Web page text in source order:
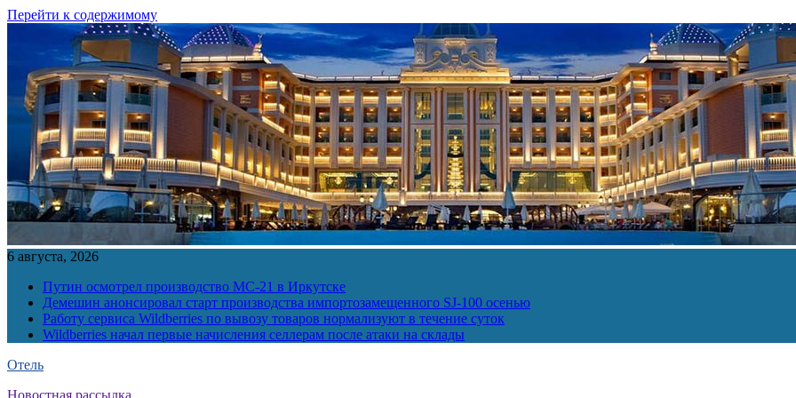
Перейти к содержимому
6 августа, 2026
Путин осмотрел производство МС-21 в Иркутске
Демешин анонсировал старт производства импортозамещенного SJ-100 осенью
Работу сервиса Wildberries по вывозу товаров нормализуют в течение суток
Wildberries начал первые начисления селлерам после атаки на склады
Отель
Новостная рассылка